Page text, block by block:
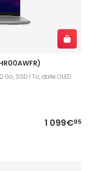
SSD 1 To, dalle OLED
1 099€95